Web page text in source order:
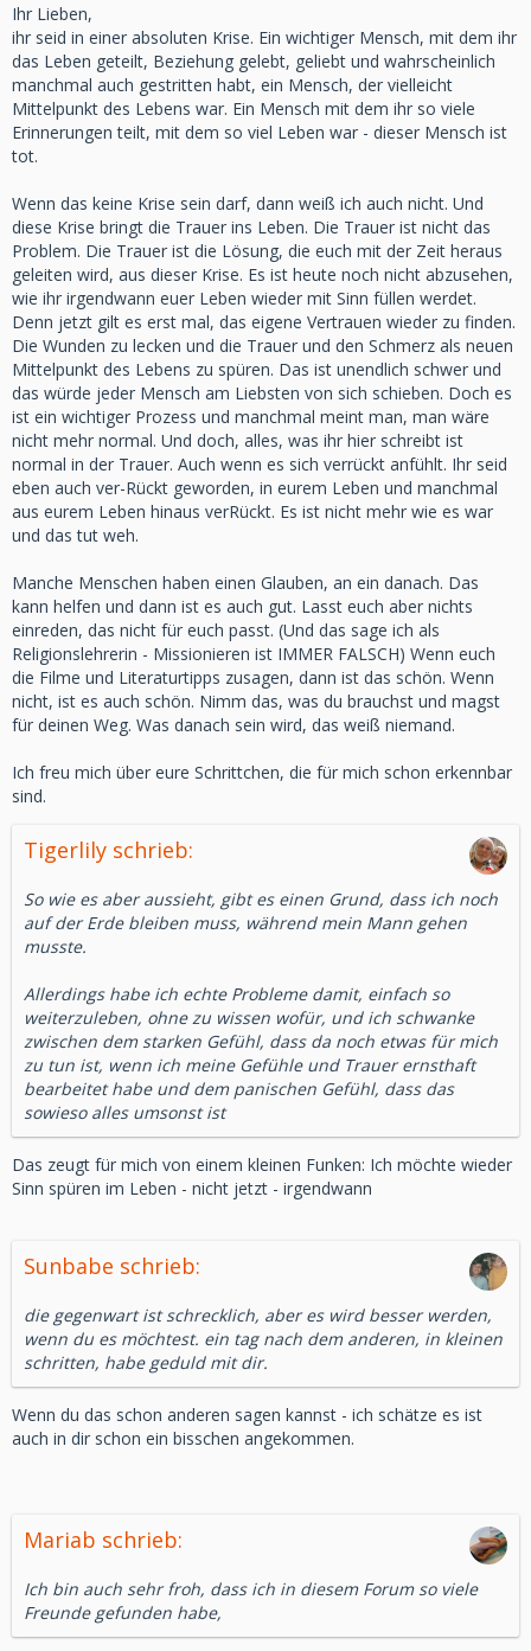
Ihr Lieben,
ihr seid in einer absoluten Krise. Ein wichtiger Mensch, mit dem ihr
das Leben geteilt, Beziehung gelebt, geliebt und wahrscheinlich
manchmal auch gestritten habt, ein Mensch, der vielleicht
Mittelpunkt des Lebens war. Ein Mensch mit dem ihr so viele
Erinnerungen teilt, mit dem so viel Leben war - dieser Mensch ist
tot.
Wenn das keine Krise sein darf, dann weiß ich auch nicht. Und
diese Krise bringt die Trauer ins Leben. Die Trauer ist nicht das
Problem. Die Trauer ist die Lösung, die euch mit der Zeit heraus
geleiten wird, aus dieser Krise. Es ist heute noch nicht abzusehen,
wie ihr irgendwann euer Leben wieder mit Sinn füllen werdet.
Denn jetzt gilt es erst mal, das eigene Vertrauen wieder zu finden.
Die Wunden zu lecken und die Trauer und den Schmerz als neuen
Mittelpunkt des Lebens zu spüren. Das ist unendlich schwer und
das würde jeder Mensch am Liebsten von sich schieben. Doch es
ist ein wichtiger Prozess und manchmal meint man, man wäre
nicht mehr normal. Und doch, alles, was ihr hier schreibt ist
normal in der Trauer. Auch wenn es sich verrückt anfühlt. Ihr seid
eben auch ver-Rückt geworden, in eurem Leben und manchmal
aus eurem Leben hinaus verRückt. Es ist nicht mehr wie es war
und das tut weh.
Manche Menschen haben einen Glauben, an ein danach. Das
kann helfen und dann ist es auch gut. Lasst euch aber nichts
einreden, das nicht für euch passt. (Und das sage ich als
Religionslehrerin - Missionieren ist IMMER FALSCH) Wenn euch
die Filme und Literaturtipps zusagen, dann ist das schön. Wenn
nicht, ist es auch schön. Nimm das, was du brauchst und magst
für deinen Weg. Was danach sein wird, das weiß niemand.
Ich freu mich über eure Schrittchen, die für mich schon erkennbar
sind.
Tigerlily schrieb:
So wie es aber aussieht, gibt es einen Grund, dass ich noch
auf der Erde bleiben muss, während mein Mann gehen
musste.
Allerdings habe ich echte Probleme damit, einfach so
weiterzuleben, ohne zu wissen wofür, und ich schwanke
zwischen dem starken Gefühl, dass da noch etwas für mich
zu tun ist, wenn ich meine Gefühle und Trauer ernsthaft
bearbeitet habe und dem panischen Gefühl, dass das
sowieso alles umsonst ist
Das zeugt für mich von einem kleinen Funken: Ich möchte wieder
Sinn spüren im Leben - nicht jetzt - irgendwann
Sunbabe schrieb:
die gegenwart ist schrecklich, aber es wird besser werden,
wenn du es möchtest. ein tag nach dem anderen, in kleinen
schritten, habe geduld mit dir.
Wenn du das schon anderen sagen kannst - ich schätze es ist
auch in dir schon ein bisschen angekommen.
Mariab schrieb:
Ich bin auch sehr froh, dass ich in diesem Forum so viele
Freunde gefunden habe,